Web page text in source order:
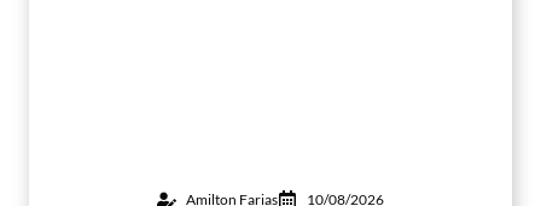
Amilton Farias 10/08/2026